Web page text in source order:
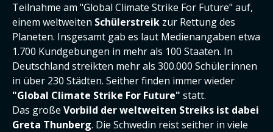
Teilnahme am "Global Climate Strike For Future" auf,
einem weltweiten Schülerstreik zur Rettung des
Planeten. Insgesamt gab es laut Medienangaben etwa
1.700 Kundgebungen in mehr als 100 Staaten. In
Deutschland streikten mehr als 300.000 Schüler:innen
in über 230 Städten. Seither finden immer wieder
"Global Climate Strike For Future" statt.
Das große Vorbild der weltweiten Streiks ist dabei
Greta Thunberg. Die Schwedin reist seither in viele